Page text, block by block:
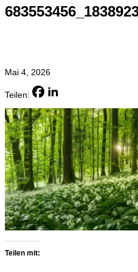
Mai 4, 2026
Teilen:
Teilen mit: